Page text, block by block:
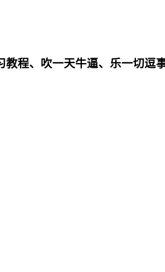
教程、吹一天牛逼、乐一切逗